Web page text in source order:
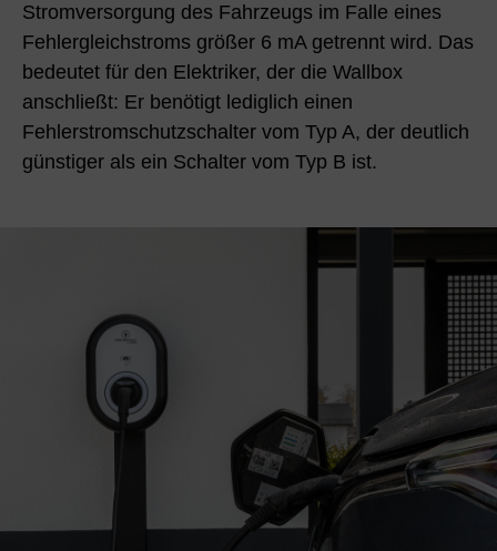
Stromversorgung des Fahrzeugs im Falle eines
Fehlergleichstroms größer 6 mA getrennt wird. Das
bedeutet für den Elektriker, der die Wallbox
anschließt: Er benötigt lediglich einen
Fehlerstromschutzschalter vom Typ A, der deutlich
günstiger als ein Schalter vom Typ B ist.